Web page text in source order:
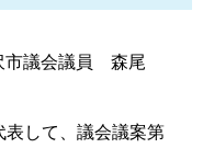
市議会議員 森尾
して、議会議案第